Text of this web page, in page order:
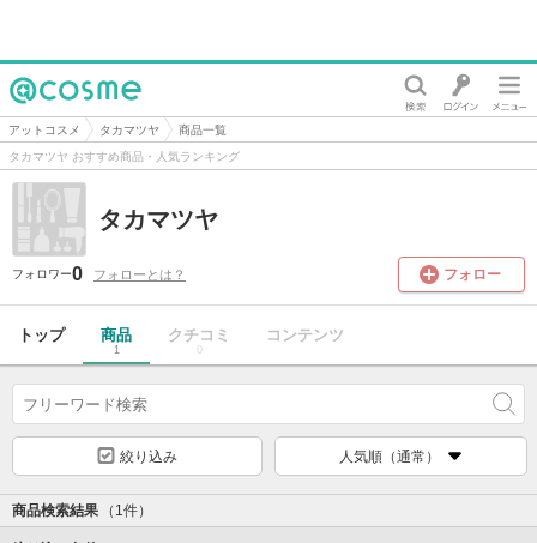
@cosme
アットコスメ タカマツヤ
商品一覧
タカマツヤ おすすめ商品・人気ランキング
タカマツヤ
フォロワー0 フォローとは？ フォロー
トップ 商品
1
クチコミ
0
コンテンツ
絞り込み 人気順（通常）
商品検索結果 （1件）